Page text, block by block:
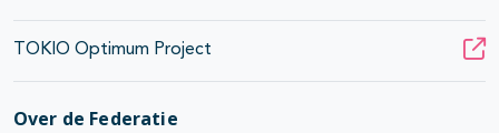
TOKIO Optimum Project
Over de Federatie